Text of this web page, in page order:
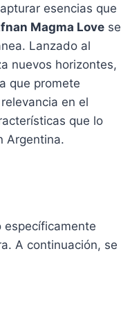
esencias que
Magma Love se
Lanzado al
nuevos horizontes,
que promete
en el
que lo
Argentina.
específicamente
A continuación, se